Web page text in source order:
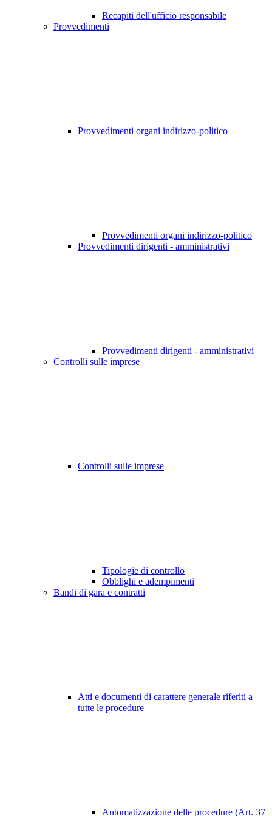
Recapiti dell'ufficio responsabile
Provvedimenti
Provvedimenti organi indirizzo-politico
Provvedimenti organi indirizzo-politico
Provvedimenti dirigenti - amministrativi
Provvedimenti dirigenti - amministrativi
Controlli sulle imprese
Controlli sulle imprese
Tipologie di controllo
Obblighi e adempimenti
Bandi di gara e contratti
Atti e documenti di carattere generale riferiti a
tutte le procedure
Automatizzazione delle procedure (Art. 37